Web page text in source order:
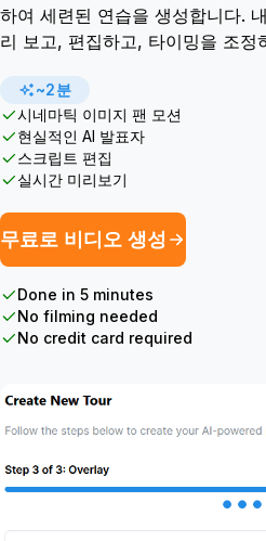
하여 세련된 연습을 생성합니다.
리 보고, 편집하고, 타이밍을 조정
~2분
시네마틱 이미지 팬 모션
현실적인 AI 발표자
스크립트 편집
실시간 미리보기
무료로 비디오 생성
Done in 5 minutes
No filming needed
No credit card required